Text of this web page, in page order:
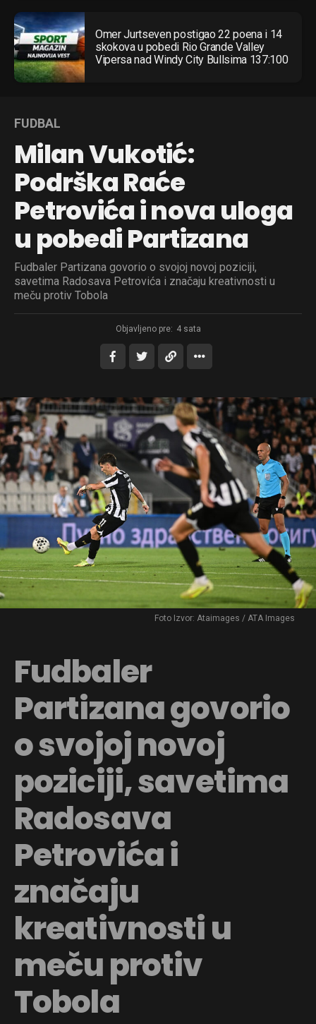
Omer Jurtseven postigao 22 poena i 14
skokova u pobedi Rio Grande Valley
Vipersa nad Windy City Bullsima 137:100
FUDBAL
Milan Vukotić:
Podrška Raće
Petrovića i nova uloga
u pobedi Partizana
Fudbaler Partizana govorio o svojoj novoj poziciji,
savetima Radosava Petrovića i značaju kreativnosti u
meču protiv Tobola
Objavljeno pre: 4 sata
Foto Izvor: Ataimages / ATA Images
Fudbaler
Partizana govorio
o svojoj novoj
poziciji, savetima
Radosava
Petrovića i
značaju
kreativnosti u
meču protiv
Tobola